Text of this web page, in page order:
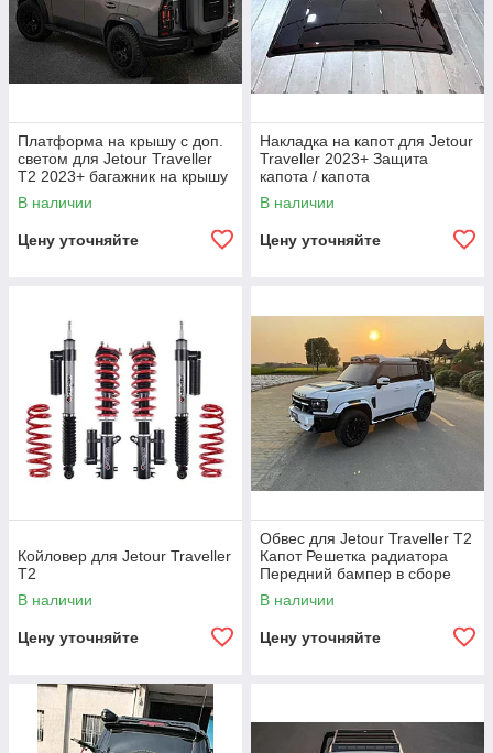
Платформа на крышу с доп.
светом для Jetour Traveller
T2 2023+ багажник на крышу
фары диоды люстра
В наличии
Цену уточняйте
Накладка на капот для Jetour
Traveller 2023+ Защита
капота / капота
В наличии
Цену уточняйте
Койловер для Jetour Traveller
T2
В наличии
Цену уточняйте
Обвес для Jetour Traveller T2
Капот Решетка радиатора
Передний бампер в сборе
Люстра на крышу
Расширители арок Накладки
В наличии
Цену уточняйте